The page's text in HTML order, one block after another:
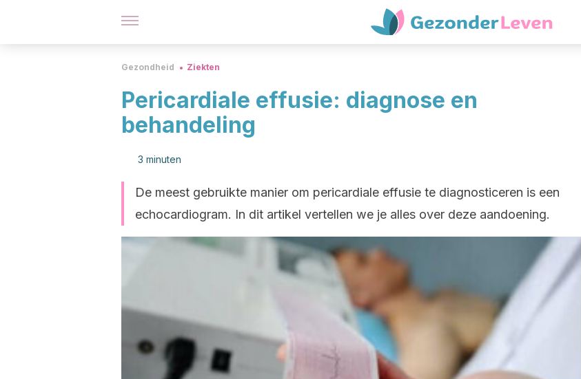
Gezondheid Ziekten
Pericardiale effusie: diagnose en
behandeling
3 minuten
De meest gebruikte manier om pericardiale effusie te diagnosticeren is een
echocardiogram. In dit artikel vertellen we je alles over deze aandoening.